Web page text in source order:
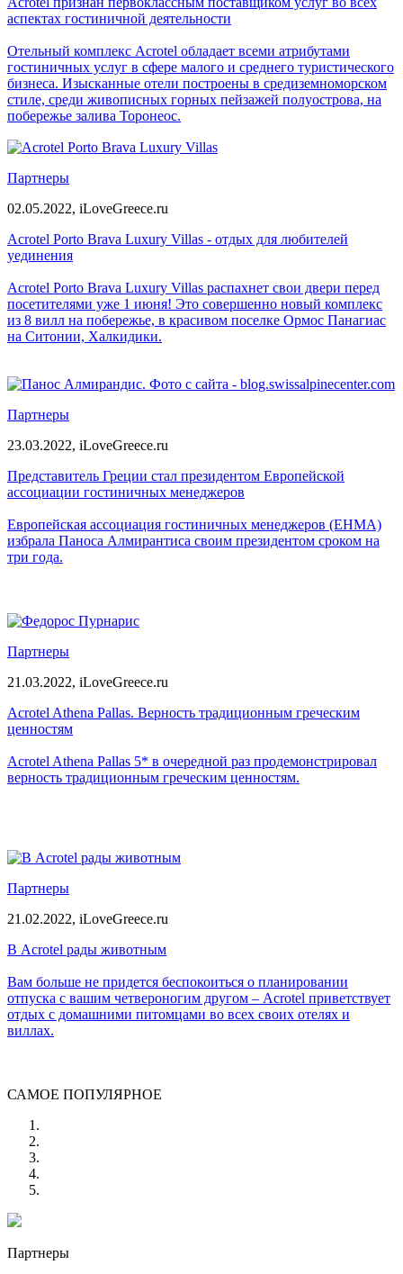
аспектах гостиничной деятельности
Отельный комплекс Acrotel обладает всеми атрибутами
гостиничных услуг в сфере малого и среднего туристического
бизнеса. Изысканные отели построены в средиземноморском
стиле, среди живописных горных пейзажей полуострова, на
побережье залива Торонеос.
Партнеры
02.05.2022, iLoveGreece.ru
Acrotel Porto Brava Luxury Villas - отдых для любителей
уединения
Acrotel Porto Brava Luxury Villas распахнет свои двери перед
посетителями уже 1 июня! Это совершенно новый комплекс
из 8 вилл на побережье, в красивом поселке Ормос Панагиас
на Ситонии, Халкидики.
Партнеры
23.03.2022, iLoveGreece.ru
Представитель Греции стал президентом Европейской
ассоциации гостиничных менеджеров
Европейская ассоциация гостиничных менеджеров (EHMA)
избрала Паноса Алмирантиса своим президентом сроком на
три года.
Партнеры
21.03.2022, iLoveGreece.ru
Acrotel Athena Pallas. Верность традиционным греческим
ценностям
Acrotel Athena Pallas 5* в очередной раз продемонстрировал
верность традиционным греческим ценностям.
Партнеры
21.02.2022, iLoveGreece.ru
В Acrotel рады животным
Вам больше не придется беспокоиться о планировании
отпуска с вашим четвероногим другом – Acrotel приветствует
отдых с домашними питомцами во всех своих отелях и
виллах.
САМОЕ ПОПУЛЯРНОЕ
Партнеры